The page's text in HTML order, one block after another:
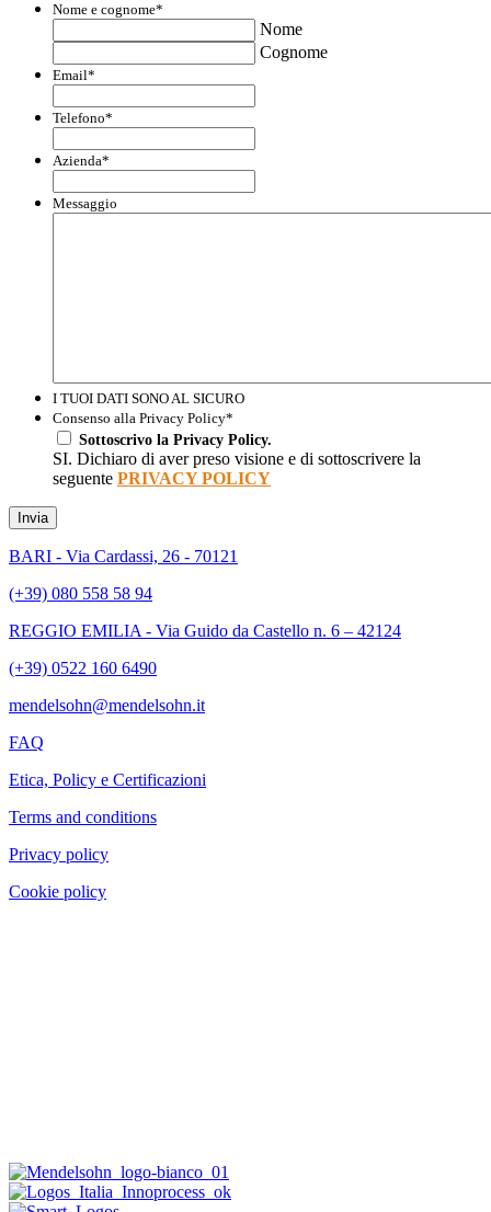
Nome e cognome*
Nome
Cognome
Email*
Telefono*
Azienda*
Messaggio
I TUOI DATI SONO AL SICURO
Consenso alla Privacy Policy*
Sottoscrivo la Privacy Policy.
SI. Dichiaro di aver preso visione e di sottoscrivere la
seguente PRIVACY POLICY
Invia
BARI - Via Cardassi, 26 - 70121
(+39) 080 558 58 94
REGGIO EMILIA - Via Guido da Castello n. 6 – 42124
(+39) 0522 160 6490
mendelsohn@mendelsohn.it
FAQ
Etica, Policy e Certificazioni
Terms and conditions
Privacy policy
Cookie policy